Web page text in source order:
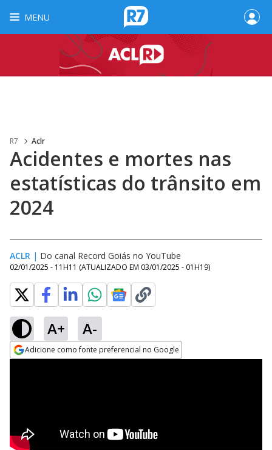
MENU
R7 Aclr
Acidentes e mortes nas
estatísticas do trânsito em
2024
ACLR | Do canal Record Goiás no YouTube
02/01/2025 - 11H11 (ATUALIZADO EM 03/01/2025 - 01H19)
A+ A-
Adicione como fonte preferencial no Google